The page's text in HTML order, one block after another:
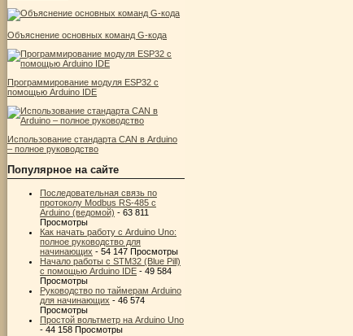
Объяснение основных команд G-кода
Программирование модуля ESP32 с
помощью Arduino IDE
Использование стандарта CAN в Arduino
– полное руководство
Популярное на сайте
Последовательная связь по
протоколу Modbus RS-485 с
Arduino (ведомой) - 63 811
Просмотры
Как начать работу с Arduino Uno:
полное руководство для
начинающих - 54 147 Просмотры
Начало работы с STM32 (Blue Pill)
с помощью Arduino IDE - 49 584
Просмотры
Руководство по таймерам Arduino
для начинающих - 46 574
Просмотры
Простой вольтметр на Arduino Uno
- 44 158 Просмотры